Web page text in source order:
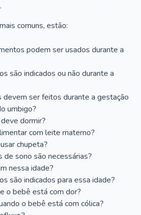
comuns, estão:
podem ser usados durante a
são indicados ou não durante a
devem ser feitos durante a gestação
umbigo?
dormir?
com leite materno?
chupeta?
de sono são necessárias?
nessa idade?
são indicados para essa idade?
o bebê está com dor?
o bebê está com cólica?